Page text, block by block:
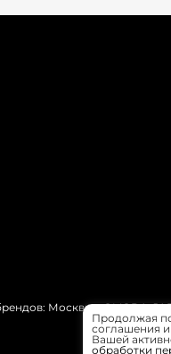
Москвич, OMODA,
Продолжая
соглашения
Вашей
обработки